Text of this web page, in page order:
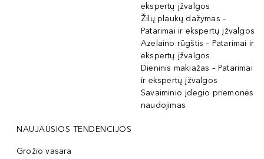
ekspertų įžvalgos
Žilų plaukų dažymas –
Patarimai ir ekspertų įžvalgos
Azelaino rūgštis – Patarimai ir
ekspertų įžvalgos
Dieninis makiažas – Patarimai
ir ekspertų įžvalgos
Savaiminio įdegio priemonės
naudojimas
NAUJAUSIOS TENDENCIJOS
Grožio vasara